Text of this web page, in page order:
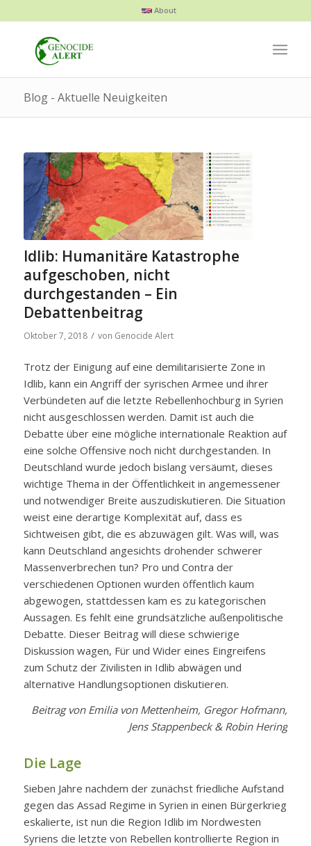
About
Blog - Aktuelle Neuigkeiten
Idlib: Humanitäre Katastrophe
aufgeschoben, nicht
durchgestanden – Ein
Debattenbeitrag
Oktober 7, 2018 / von Genocide Alert
Trotz der Einigung auf eine demilitarisierte Zone in
Idlib, kann ein Angriff der syrischen Armee und ihrer
Verbündeten auf die letzte Rebellenhochburg in Syrien
nicht ausgeschlossen werden. Damit ist auch die
Debatte über eine mögliche internationale Reaktion auf
eine solche Offensive noch nicht durchgestanden. In
Deutschland wurde jedoch bislang versäumt, dieses
wichtige Thema in der Öffentlichkeit in angemessener
und notwendiger Breite auszudiskutieren. Die Situation
weist eine derartige Komplexität auf, dass es
Sichtweisen gibt, die es abzuwägen gilt. Was will, was
kann Deutschland angesichts drohender schwerer
Massenverbrechen tun? Pro und Contra der
verschiedenen Optionen wurden öffentlich kaum
abgewogen, stattdessen kam es zu kategorischen
Aussagen. Es fehlt eine grundsätzliche außenpolitische
Debatte. Dieser Beitrag will diese schwierige
Diskussion wagen, Für und Wider eines Eingreifens
zum Schutz der Zivilisten in Idlib abwägen und
alternative Handlungsoptionen diskutieren.
Beitrag von Emilia von Mettenheim, Gregor Hofmann,
Jens Stappenbeck & Robin Hering
Die Lage
Sieben Jahre nachdem der zunächst friedliche Aufstand
gegen das Assad Regime in Syrien in einen Bürgerkrieg
eskalierte, ist nun die Region Idlib im Nordwesten
Syriens die letzte von Rebellen kontrollierte Region in